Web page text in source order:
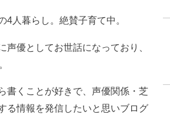
4人暮らし。絶賛子育て中。
声優としてお世話になっており、
書くことが好きで、声優関係・芝
る情報を発信したいと思いブログ